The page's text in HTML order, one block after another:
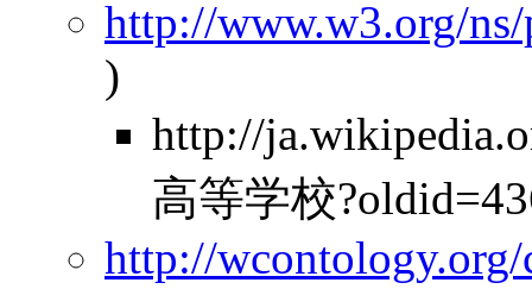
http://www.w3.org/
)
http://
高等学校
http://wcontology.org/